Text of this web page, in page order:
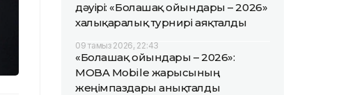
дәуірі: «Болашақ ойындары – 2026»
халықаралық турнирі аяқталды
09 тамыз 2026, 22:43
«Болашақ ойындары – 2026»:
MOBA Mobile жарысының
жеңімпаздары анықталды